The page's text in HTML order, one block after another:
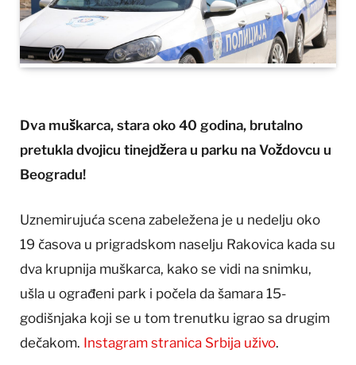
Dva muškarca, stara oko 40 godina, brutalno
pretukla dvojicu tinejdžera u parku na Voždovcu u
Beogradu!
Uznemirujuća scena zabeležena je u nedelju oko
19 časova u prigradskom naselju Rakovica kada su
dva krupnija muškarca, kako se vidi na snimku,
ušla u ograđeni park i počela da šamara 15-
godišnjaka koji se u tom trenutku igrao sa drugim
dečakom. Instagram stranica Srbija uživo.